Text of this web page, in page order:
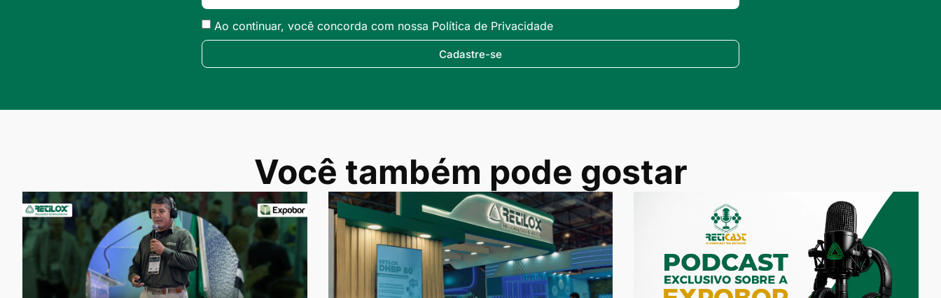
Ao continuar, você concorda com nossa Política de Privacidade
Cadastre-se
Você também pode gostar